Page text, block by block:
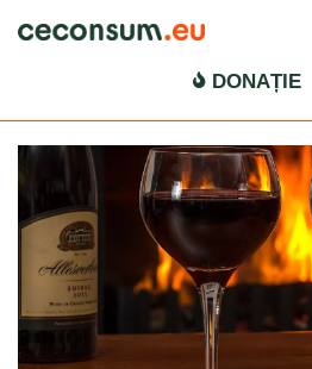
vinuri
DONAȚIE